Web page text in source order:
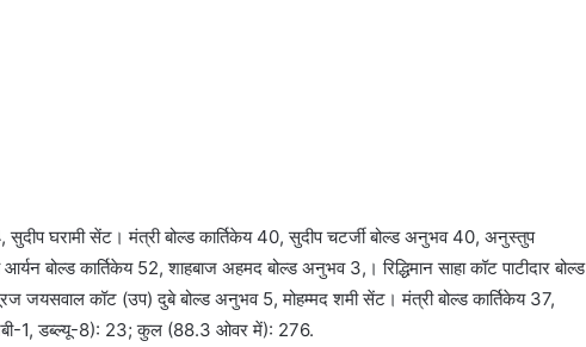
सुदीप घरामी सेंट। मंत्री बोल्ड कार्तिकेय 40, सुदीप चटर्जी बोल्ड अनुभव 40, अनुस्तुप
बोल्ड कार्तिकेय 52, शाहबाज अहमद बोल्ड अनुभव 3,। रिद्धिमान साहा कॉट पाटीदार बोल्ड
जयसवाल कॉट (उप) दुबे बोल्ड अनुभव 5, मोहम्मद शमी सेंट। मंत्री बोल्ड कार्तिकेय 37,
1, डब्ल्यू-8): 23; कुल (88.3 ओवर में): 276.